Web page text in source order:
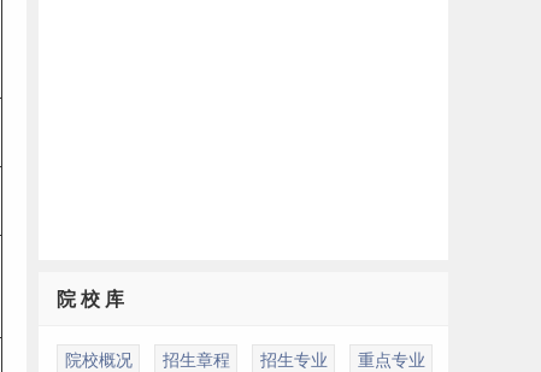
院 校 库
院校概况 招生章程 招生专业 重点专业